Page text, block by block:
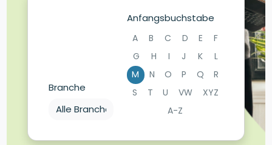
Branche
Anfangsbuchstabe
A B C D E
F
G
H I J K
L
M
N O P Q
R
S
T U VW
XYZ
A-Z